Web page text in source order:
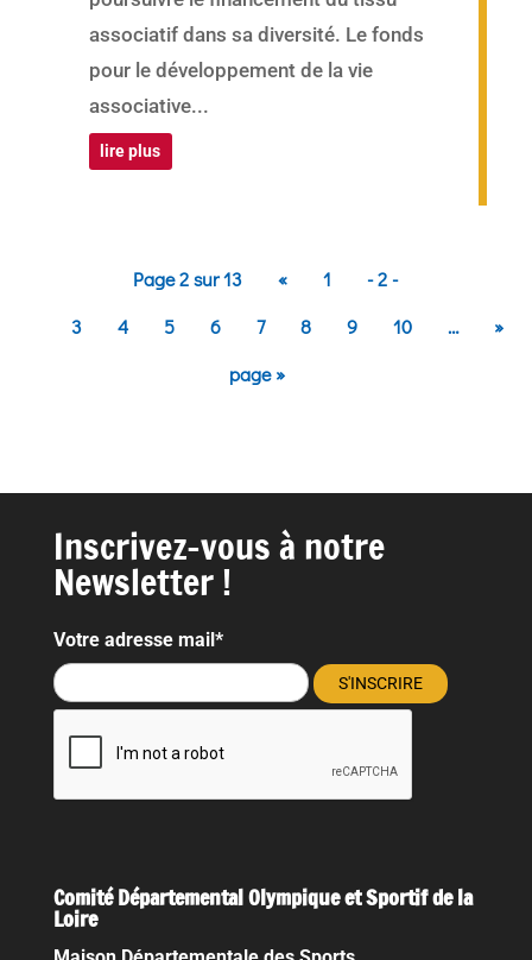
associatif dans sa diversité. Le fonds
pour le développement de la vie
associative...
lire plus
Page 2 sur 13 « 1
- 2 -
3
4 5 6 7 8 9 10 …
»
page »
Inscrivez-vous à notre
Newsletter !
Votre adresse mail*
Comité Départemental Olympique et Sportif de la
Loire